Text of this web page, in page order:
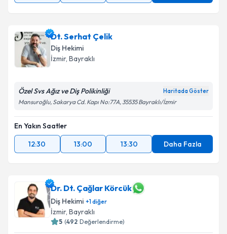
Dt. Serhat Çelik
Diş Hekimi
İzmir, Bayraklı
Özel Svs Ağız ve Diş Polikinliği Haritada Göster
Mansuroğlu, Sakarya Cd. Kapı No:77A, 35535 Bayraklı/İzmir
En Yakın Saatler
12:30
13:00 13:30 Daha Fazla
Dr. Dt. Çağlar Körcük
Diş Hekimi +1diğer
İzmir, Bayraklı
5 (492 Değerlendirme)